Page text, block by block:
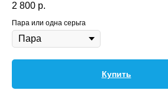
2 800 р.
Пара или одна серьга
Купить